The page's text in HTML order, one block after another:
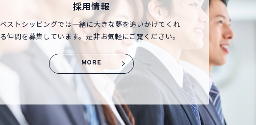
採用情報
ベストシッピングでは一緒に大きな夢を追いかけてくれ
る仲間を募集しています。是非お気軽にご覧ください。
MORE